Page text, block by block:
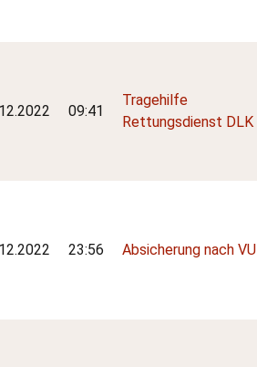
09:41
Tragehilfe
Rettungsdienst DLK
23:56 Absicherung nach VU